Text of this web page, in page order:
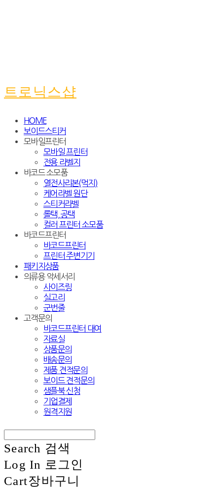
트로닉스샵
HOME
보이드스티커
모바일프린터
모바일 프린터
전용 라벨지
바코드 소모품
열전사리본(먹지)
케어라벨 원단
스티커라벨
롤택, 공택
컬러 프린터 소모품
바코드프린터
바코드프린터
프린터 주변기기
패키지상품
의류용 악세서리
사이즈링
실고리
군번줄
고객문의
바코드프린터 대여
자료실
상품문의
배송문의
제품 견적문의
보이드 견적문의
샘플북 신청
기업결제
원격지원
Search 검색
Log In 로그인
Cart장바구니